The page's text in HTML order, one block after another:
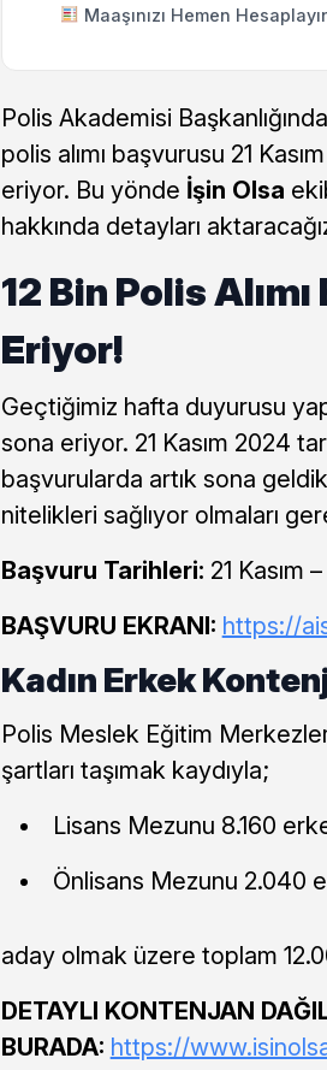
Maaşınızı Hemen
Polis Akademisi
polis alımı başvurusu 21
eriyor. Bu yönde İşin Olsa
hakkında detayları
12 Bin Polis
Eriyor!
Geçtiğimiz hafta duyurusu
sona eriyor. 21 Kasım 2024
başvurularda artık sona
nitelikleri sağlıyor olmaları
Başvuru Tarihleri: 21 Kasım
BAŞVURU EKRANI: https://
Kadın Erkek
Polis Meslek Eğitim
şartları taşımak kaydıyla;
Lisans Mezunu 8.160
Önlisans Mezunu 2.040
aday olmak üzere toplam
DETAYLI KONTENJAN
BURADA: https://